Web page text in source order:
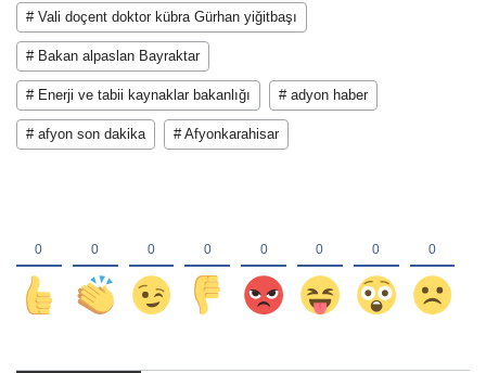
# Vali doçent doktor kübra Gürhan yiğitbaşı
# Bakan alpaslan Bayraktar
# Enerji ve tabii kaynaklar bakanlığı # adyon haber
# afyon son dakika # Afyonkarahisar